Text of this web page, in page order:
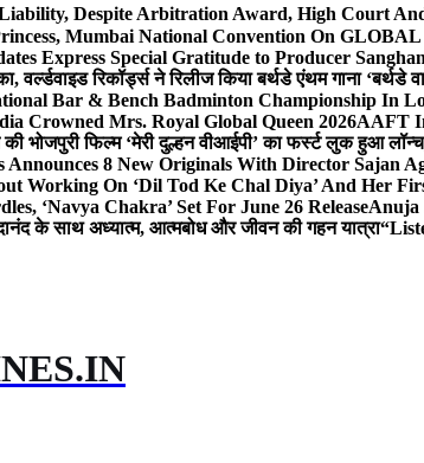
Despite Arbitration Award, High Court
Mumbai National Convention On
Express Special Gratitude to Producer
वर्ल्डवाइड रिकॉर्ड्स ने रिलीज किया बर्थडे एंथम गाना ‘बर्थडे
Bar & Bench Badminton Championship In
Crowned Mrs. Royal Global Queen 2026AAFT
की भोजपुरी फिल्म ‘मेरी दुल्हन वीआईपी’ का फर्स्ट लुक हुआ
Announces 8 New Originals With Director Sajan
Working On ‘Dil Tod Ke Chal Diya’ And Her
‘Navya Chakra’ Set For June 26 ReleaseAnuja
के साथ अध्यात्म, आत्मबोध और जीवन की गहन यात्रा